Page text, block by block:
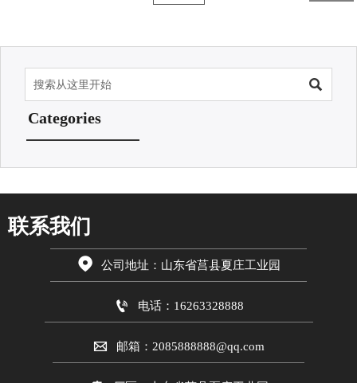

Categories
联系我们
 公司地址：山东省莒县夏庄工业园
 电话：16263328888
 邮箱：2085888888@qq.com